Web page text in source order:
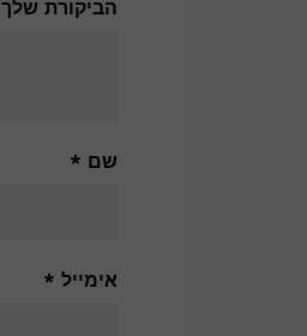
הביקורת שלך
שם *
אימייל *